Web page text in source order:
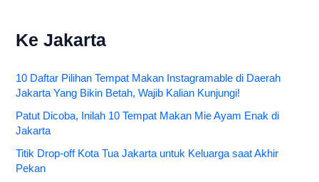
Ke Jakarta
10 Daftar Pilihan Tempat Makan Instagramable di Daerah
Jakarta Yang Bikin Betah, Wajib Kalian Kunjungi!
Patut Dicoba, Inilah 10 Tempat Makan Mie Ayam Enak di
Jakarta
Titik Drop-off Kota Tua Jakarta untuk Keluarga saat Akhir
Pekan